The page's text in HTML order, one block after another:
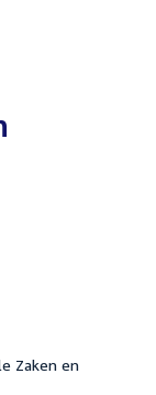
Zaken en